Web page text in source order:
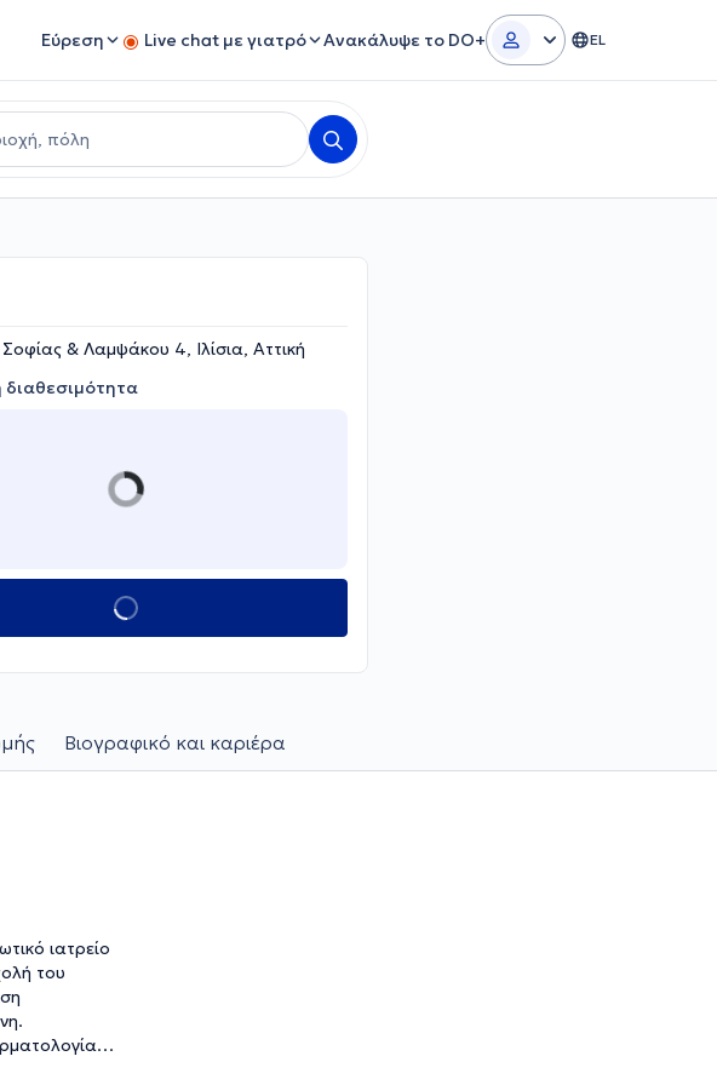
Εύρεση Live chat με γιατρό Ανακάλυψε το DO+ EL
& Λαμψάκου 4, Ιλίσια, Αττική
διαθεσιμότητα
Βιογραφικό και καριέρα
ιατρείο
του